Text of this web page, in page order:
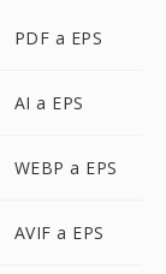
PDF a EPS
AI a EPS
WEBP a EPS
AVIF a EPS